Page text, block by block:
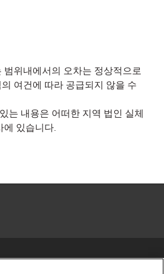
위내에서의 오차는 정상적으로
여건에 따라 공급되지 않을 수
는 내용은 어떠한 지역 법인 실체
에 있습니다.